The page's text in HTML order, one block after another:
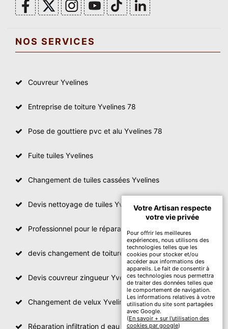
NOS SERVICES
Couvreur Yvelines
Entreprise de toiture Yvelines 78
Pose de gouttiere pvc et alu Yvelines 78
Fuite tuiles Yvelines
Changement de tuiles cassées Yvelines
Devis nettoyage de tuiles Yvelines
Professionnel pour le réparation de toit Yvelines
devis changement de toiture Yvelines
Devis couvreur zingueur Yvelines
Changement de velux Yvelines
Réparation infiltration d eau toiture Yvelines
Votre Artisan respecte
votre vie privée
Pour offrir les meilleures
expériences, nous utilisons des
technologies telles que les
cookies pour stocker et/ou
accéder aux informations des
appareils. Le fait de consentir à
ces technologies nous permettra
de traiter des données telles que
le comportement de navigation.
Les informations relatives à votre
utilisation du site sont partagées
avec Google.
(En savoir + sur l'utilisation des
cookies par google)